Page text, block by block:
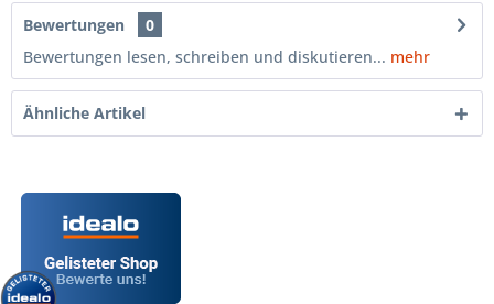
Bewertungen
0
Bewertungen lesen, schreiben und diskutieren... mehr
Ähnliche Artikel